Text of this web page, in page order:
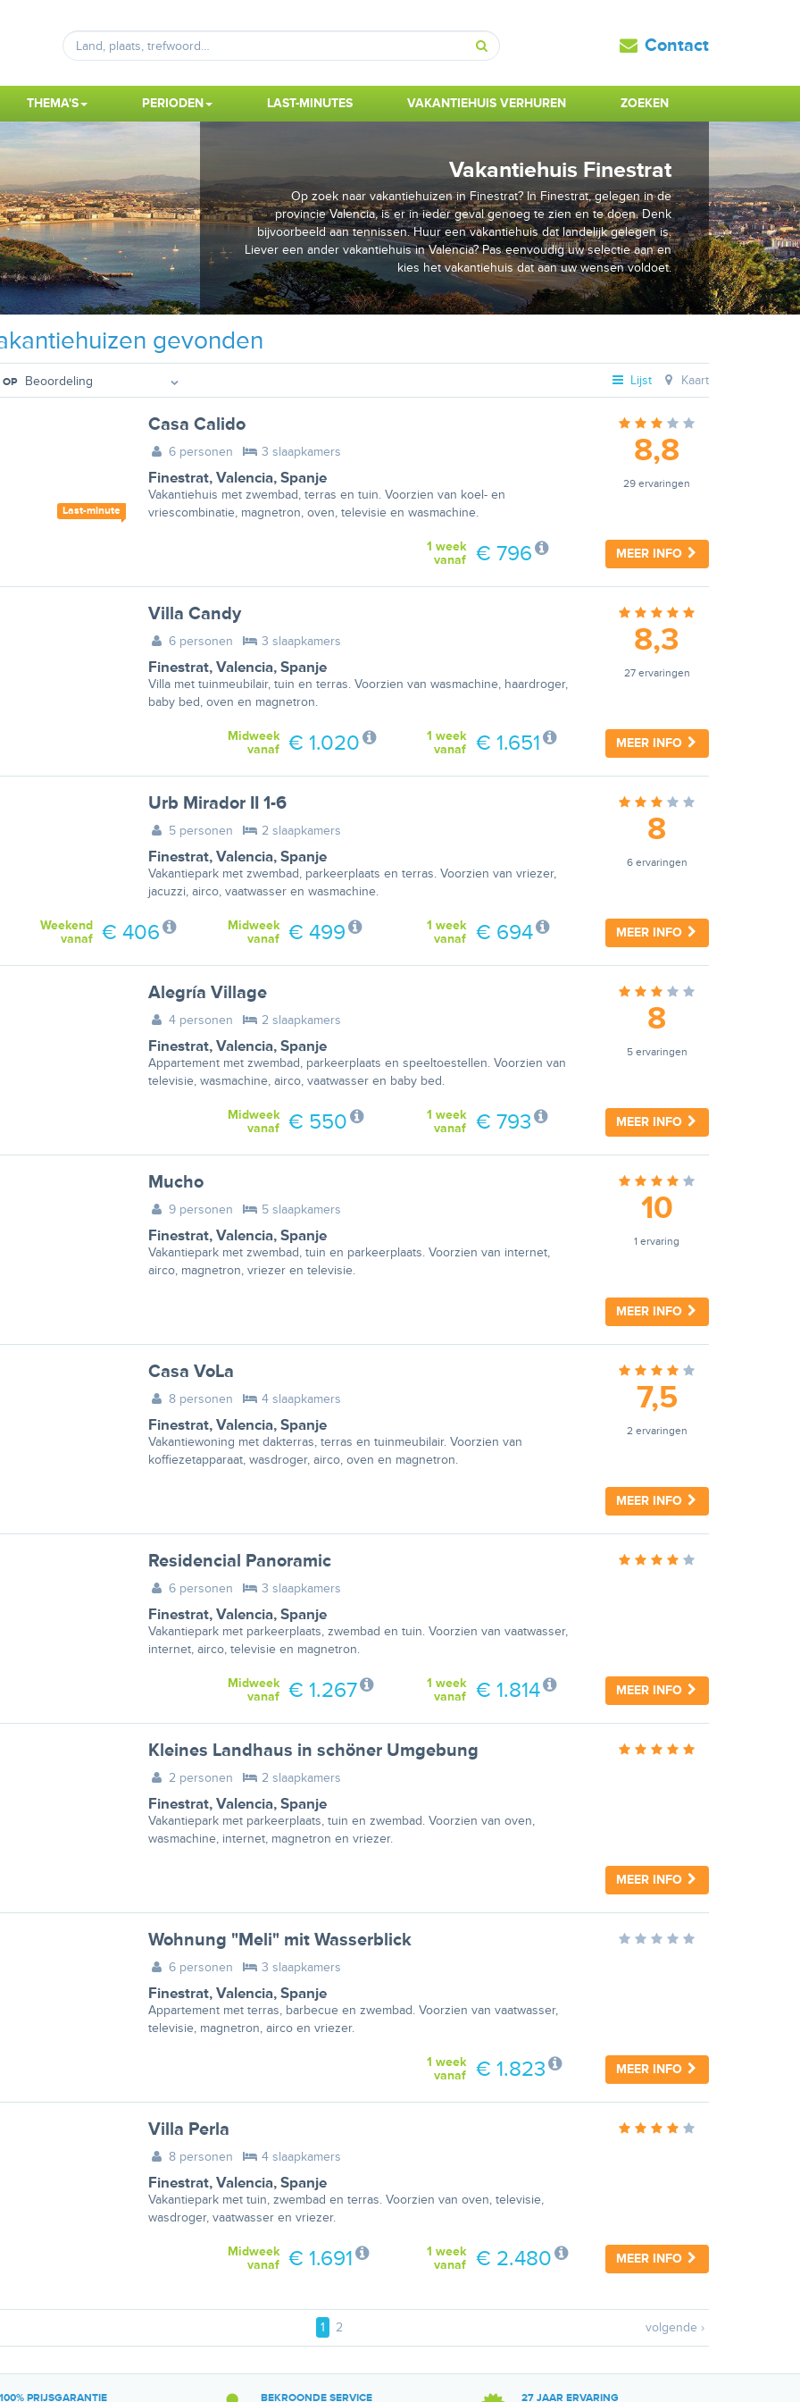
Zoeken
Contact
THEMA'S PERIODEN LAST-MINUTES VAKANTIEHUIS VERHUREN ZOEKEN
Vakantiehuis Finestrat
Op zoek naar vakantiehuizen in Finestrat? In Finestrat, gelegen in de
provincie Valencia, is er in ieder geval genoeg te zien en te doen. Denk
bijvoorbeeld aan tennissen. Huur een vakantiehuis dat landelijk gelegen is.
Liever een ander vakantiehuis in Valencia? Pas eenvoudig uw selectie aan en
kies het vakantiehuis dat aan uw wensen voldoet.
gevonden
OP Lijst Kaart
Last-minute
Casa Calido
6 personen 3 slaapkamers
Finestrat, Valencia, Spanje
Vakantiehuis met zwembad, terras en tuin. Voorzien van koel- en
vriescombinatie, magnetron, oven, televisie en wasmachine.
8,8
29 ervaringen
MEER INFO
1 week
vanaf
€ 796
Villa Candy
6 personen 3 slaapkamers
Finestrat, Valencia, Spanje
Villa met tuinmeubilair, tuin en terras. Voorzien van wasmachine, haardroger,
baby bed, oven en magnetron.
8,3
27 ervaringen
MEER INFO
1 week
vanaf
€ 1.651
Midweek
vanaf
€ 1.020
Urb Mirador II 1-6
5 personen 2 slaapkamers
Finestrat, Valencia, Spanje
Vakantiepark met zwembad, parkeerplaats en terras. Voorzien van vriezer,
jacuzzi, airco, vaatwasser en wasmachine.
8
6 ervaringen
MEER INFO
1 week
vanaf
€ 694
Midweek
vanaf
€ 499
Weekend
vanaf
€ 406
Alegría Village
4 personen 2 slaapkamers
Finestrat, Valencia, Spanje
Appartement met zwembad, parkeerplaats en speeltoestellen. Voorzien van
televisie, wasmachine, airco, vaatwasser en baby bed.
8
5 ervaringen
MEER INFO
1 week
vanaf
€ 793
Midweek
vanaf
€ 550
Mucho
9 personen 5 slaapkamers
Finestrat, Valencia, Spanje
Vakantiepark met zwembad, tuin en parkeerplaats. Voorzien van internet,
airco, magnetron, vriezer en televisie.
10
1 ervaring
MEER INFO
Casa VoLa
8 personen 4 slaapkamers
Finestrat, Valencia, Spanje
Vakantiewoning met dakterras, terras en tuinmeubilair. Voorzien van
koffiezetapparaat, wasdroger, airco, oven en magnetron.
7,5
2 ervaringen
MEER INFO
Residencial Panoramic
6 personen 3 slaapkamers
Finestrat, Valencia, Spanje
Vakantiepark met parkeerplaats, zwembad en tuin. Voorzien van vaatwasser,
internet, airco, televisie en magnetron.
MEER INFO
1 week
vanaf
€ 1.814
Midweek
vanaf
€ 1.267
Kleines Landhaus in schöner Umgebung
2 personen 2 slaapkamers
Finestrat, Valencia, Spanje
Vakantiepark met parkeerplaats, tuin en zwembad. Voorzien van oven,
wasmachine, internet, magnetron en vriezer.
MEER INFO
Wohnung "Meli" mit Wasserblick
6 personen 3 slaapkamers
Finestrat, Valencia, Spanje
Appartement met terras, barbecue en zwembad. Voorzien van vaatwasser,
televisie, magnetron, airco en vriezer.
MEER INFO
1 week
vanaf
€ 1.823
Villa Perla
8 personen 4 slaapkamers
Finestrat, Valencia, Spanje
Vakantiepark met tuin, zwembad en terras. Voorzien van oven, televisie,
wasdroger, vaatwasser en vriezer.
MEER INFO
1 week
vanaf
€ 2.480
Midweek
vanaf
€ 1.691
1 2 volgende ›
100% PRIJSGARANTIE BEKROONDE SERVICE 27 JAAR ERVARING